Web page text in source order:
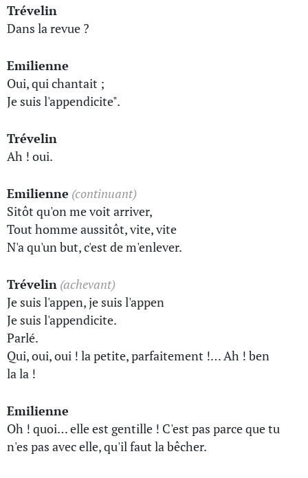
Trévelin
Dans la revue ?
Emilienne
Oui, qui chantait ;
Je suis l'appendicite".
Trévelin
Ah ! oui.
Emilienne (continuant)
Sitôt qu'on me voit arriver,
Tout homme aussitôt, vite, vite
N'a qu'un but, c'est de m'enlever.
Trévelin (achevant)
Je suis l'appen, je suis l'appen
Je suis l'appendicite.
Parlé.
Qui, oui, oui ! la petite, parfaitement !… Ah ! ben
la la !
Emilienne
Oh ! quoi… elle est gentille ! C'est pas parce que tu
n'es pas avec elle, qu'il faut la bêcher.